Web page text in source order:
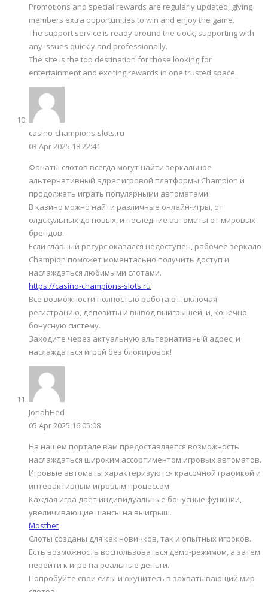
Promotions and special rewards are regularly updated, giving
members extra opportunities to win and enjoy the game.
The support service is ready around the clock, supporting with
any issues quickly and professionally.
The site is the top destination for those looking for
entertainment and exciting rewards in one trusted space.
casino-champions-slots.ru
03 Apr 2025 18:22:41
Фанаты слотов всегда могут найти зеркальное
альтернативный адрес игровой платформы Champion и
продолжать играть популярными автоматами.
В казино можно найти различные онлайн-игры, от
олдскульных до новых, и последние автоматы от мировых
брендов.
Если главный ресурс оказался недоступен, рабочее зеркало
Champion поможет моментально получить доступ и
наслаждаться любимыми слотами.
https://casino-champions-slots.ru
Все возможности полностью работают, включая
регистрацию, депозиты и вывод выигрышей, и, конечно,
бонусную систему.
Заходите через актуальную альтернативный адрес, и
наслаждаться игрой без блокировок!
JonahHed
05 Apr 2025 16:05:08
На нашем портале вам предоставляется возможность
наслаждаться широким ассортиментом игровых автоматов.
Игровые автоматы характеризуются красочной графикой и
интерактивным игровым процессом.
Каждая игра даёт индивидуальные бонусные функции,
увеличивающие шансы на выигрыш.
Mostbet
Слоты созданы для как новичков, так и опытных игроков.
Есть возможность воспользоваться демо-режимом, а затем
перейти к игре на реальные деньги.
Попробуйте свои силы и окунитесь в захватывающий мир